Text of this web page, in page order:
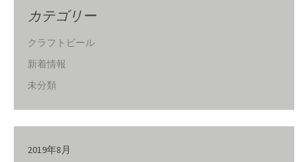
カテゴリー
クラフトビール
新着情報
未分類
2019年8月